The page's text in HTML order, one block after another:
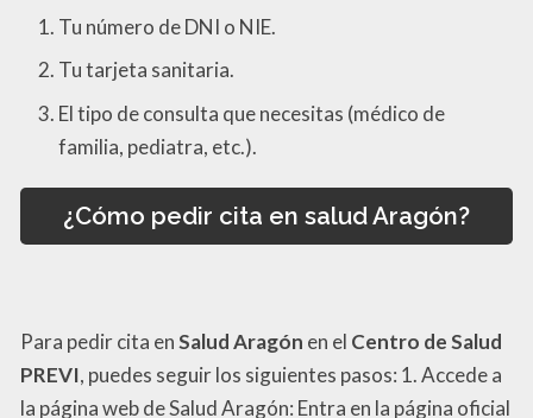
Tu número de DNI o NIE.
Tu tarjeta sanitaria.
El tipo de consulta que necesitas (médico de
familia, pediatra, etc.).
¿Cómo pedir cita en salud Aragón?
Para pedir cita enSalud Aragón en el Centro de Salud
PREVI, puedes seguir los siguientes pasos: 1. Accede a
la página web de Salud Aragón: Entra en la página oficial